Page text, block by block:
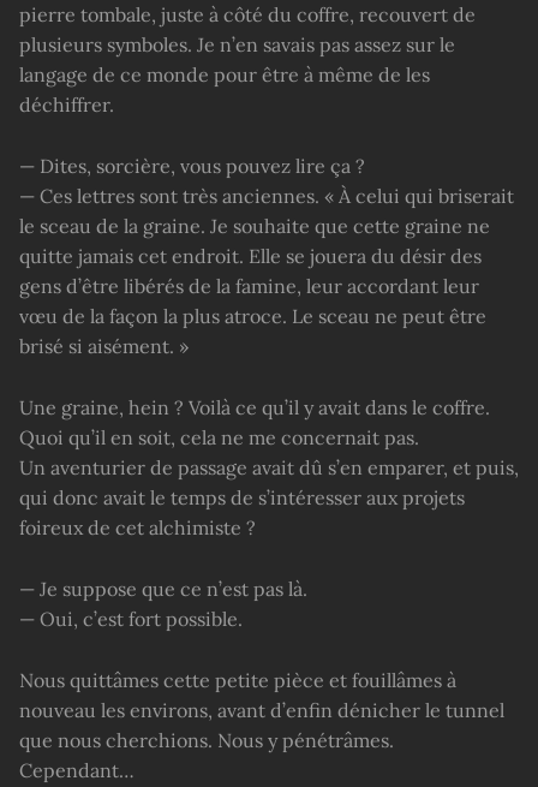
pierre tombale, juste à côté du coffre, recouvert de
plusieurs symboles. Je n’en savais pas assez sur le
langage de ce monde pour être à même de les
déchiffrer.
— Dites, sorcière, vous pouvez lire ça ?
— Ces lettres sont très anciennes. « À celui qui briserait
le sceau de la graine. Je souhaite que cette graine ne
quitte jamais cet endroit. Elle se jouera du désir des
gens d’être libérés de la famine, leur accordant leur
vœu de la façon la plus atroce. Le sceau ne peut être
brisé si aisément. »
Une graine, hein ? Voilà ce qu’il y avait dans le coffre.
Quoi qu’il en soit, cela ne me concernait pas.
Un aventurier de passage avait dû s’en emparer, et puis,
qui donc avait le temps de s’intéresser aux projets
foireux de cet alchimiste ?
— Je suppose que ce n’est pas là.
— Oui, c’est fort possible.
Nous quittâmes cette petite pièce et fouillâmes à
nouveau les environs, avant d’enfin dénicher le tunnel
que nous cherchions. Nous y pénétrâmes.
Cependant…